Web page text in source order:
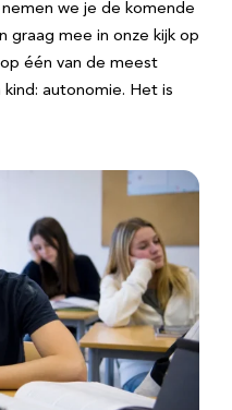
we je de komende
graag mee in onze kijk op
één van de meest
autonomie. Het is